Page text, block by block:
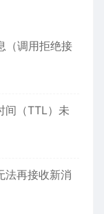
（调用拒绝接
间（TTL）未
法再接收新消